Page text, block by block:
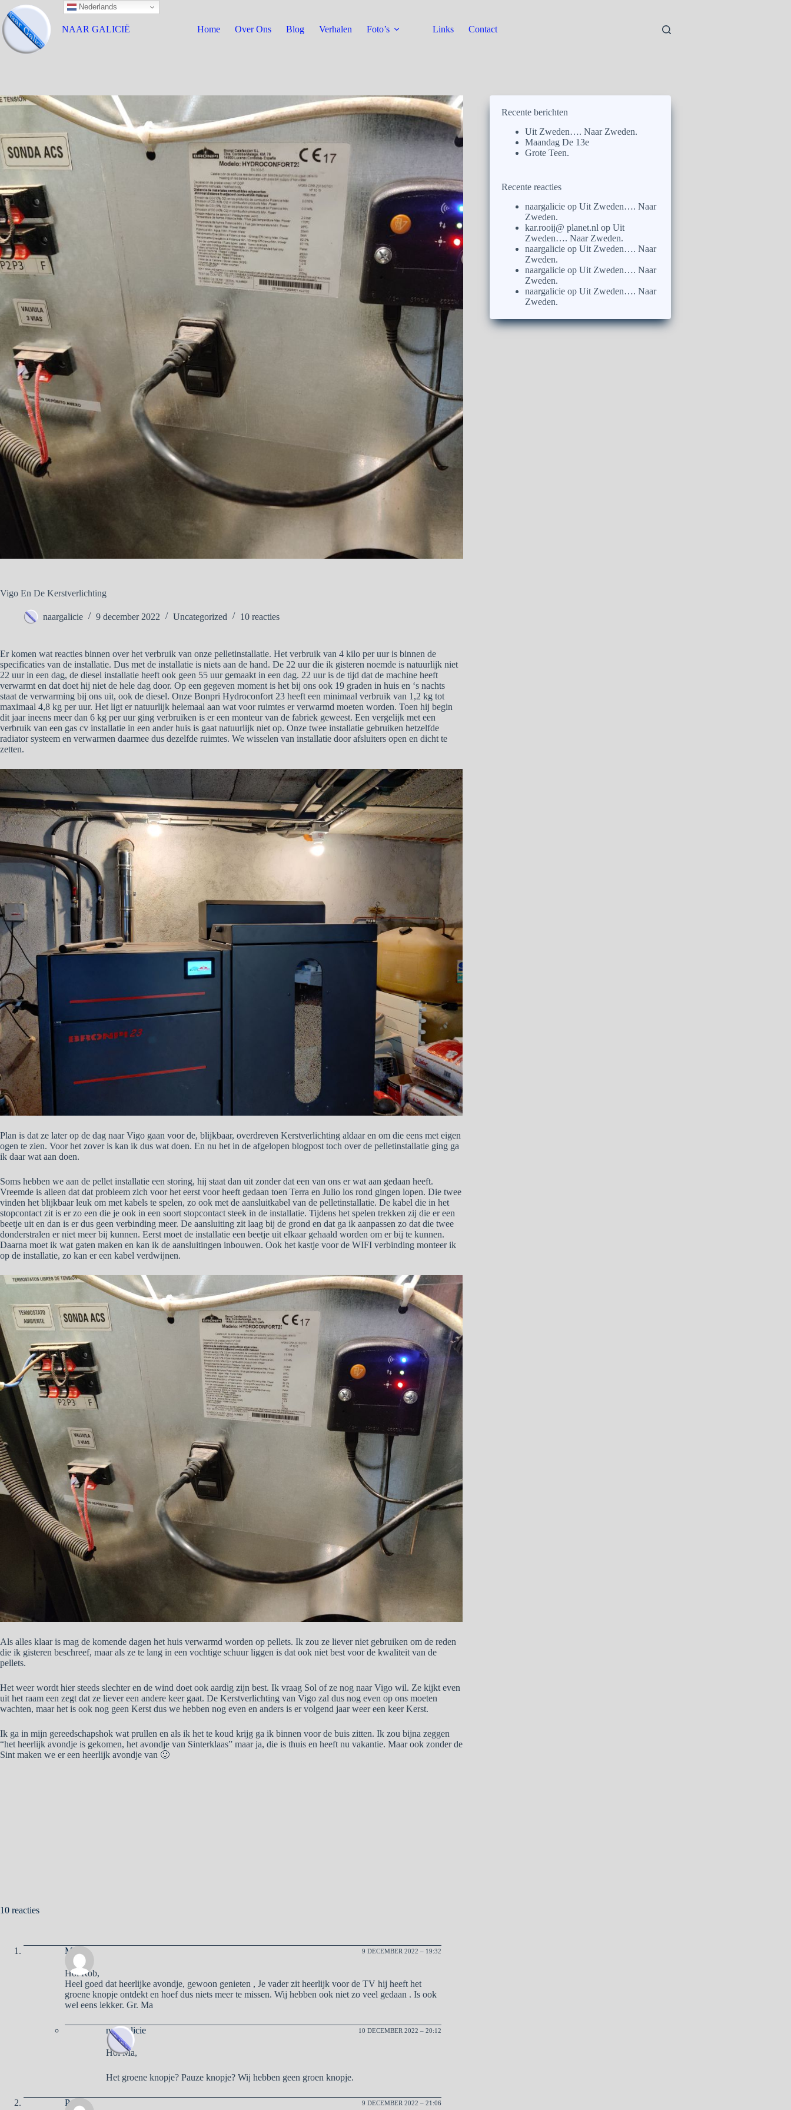
NAAR GALICIË Home Over Ons Blog Verhalen Foto’s Links Contact
Vigo En De Kerstverlichting
naargalicie 9 december 2022 Uncategorized 10 reacties
Er komen wat reacties binnen over het verbruik van onze pelletinstallatie. Het verbruik van 4 kilo per uur is binnen de
specificaties van de installatie. Dus met de installatie is niets aan de hand. De 22 uur die ik gisteren noemde is natuurlijk niet
22 uur in een dag, de diesel installatie heeft ook geen 55 uur gemaakt in een dag. 22 uur is de tijd dat de machine heeft
verwarmt en dat doet hij niet de hele dag door. Op een gegeven moment is het bij ons ook 19 graden in huis en ‘s nachts
staat de verwarming bij ons uit, ook de diesel. Onze Bonpri Hydroconfort 23 heeft een minimaal verbruik van 1,2 kg tot
maximaal 4,8 kg per uur. Het ligt er natuurlijk helemaal aan wat voor ruimtes er verwarmd moeten worden. Toen hij begin
dit jaar ineens meer dan 6 kg per uur ging verbruiken is er een monteur van de fabriek geweest. Een vergelijk met een
verbruik van een gas cv installatie in een ander huis is gaat natuurlijk niet op. Onze twee installatie gebruiken hetzelfde
radiator systeem en verwarmen daarmee dus dezelfde ruimtes. We wisselen van installatie door afsluiters open en dicht te
zetten.
Plan is dat ze later op de dag naar Vigo gaan voor de, blijkbaar, overdreven Kerstverlichting aldaar en om die eens met eigen
ogen te zien. Voor het zover is kan ik dus wat doen. En nu het in de afgelopen blogpost toch over de pelletinstallatie ging ga
ik daar wat aan doen.
Soms hebben we aan de pellet installatie een storing, hij staat dan uit zonder dat een van ons er wat aan gedaan heeft.
Vreemde is alleen dat dat probleem zich voor het eerst voor heeft gedaan toen Terra en Julio los rond gingen lopen. Die twee
vinden het blijkbaar leuk om met kabels te spelen, zo ook met de aansluitkabel van de pelletinstallatie. De kabel die in het
stopcontact zit is er zo een die je ook in een soort stopcontact steek in de installatie. Tijdens het spelen trekken zij die er een
beetje uit en dan is er dus geen verbinding meer. De aansluiting zit laag bij de grond en dat ga ik aanpassen zo dat die twee
donderstralen er niet meer bij kunnen. Eerst moet de installatie een beetje uit elkaar gehaald worden om er bij te kunnen.
Daarna moet ik wat gaten maken en kan ik de aansluitingen inbouwen. Ook het kastje voor de WIFI verbinding monteer ik
op de installatie, zo kan er een kabel verdwijnen.
Als alles klaar is mag de komende dagen het huis verwarmd worden op pellets. Ik zou ze liever niet gebruiken om de reden
die ik gisteren beschreef, maar als ze te lang in een vochtige schuur liggen is dat ook niet best voor de kwaliteit van de
pellets.
Het weer wordt hier steeds slechter en de wind doet ook aardig zijn best. Ik vraag Sol of ze nog naar Vigo wil. Ze kijkt even
uit het raam een zegt dat ze liever een andere keer gaat. De Kerstverlichting van Vigo zal dus nog even op ons moeten
wachten, maar het is ook nog geen Kerst dus we hebben nog even en anders is er volgend jaar weer een keer Kerst.
Ik ga in mijn gereedschapshok wat prullen en als ik het te koud krijg ga ik binnen voor de buis zitten. Ik zou bijna zeggen
“het heerlijk avondje is gekomen, het avondje van Sinterklaas” maar ja, die is thuis en heeft nu vakantie. Maar ook zonder de
Sint maken we er een heerlijk avondje van 🙂
Recente berichten
Uit Zweden…. Naar Zweden.
Maandag De 13e
Grote Teen.
Recente reacties
naargalicie opUit Zweden…. Naar
Zweden.
kar.rooij@ planet.nl opUit
Zweden…. Naar Zweden.
naargalicie opUit Zweden…. Naar
Zweden.
naargalicie opUit Zweden…. Naar
Zweden.
naargalicie opUit Zweden…. Naar
Zweden.
10 reacties
Ma 9 DECEMBER 2022 – 19:32
Hoi Rob,
Heel goed dat heerlijke avondje, gewoon genieten , Je vader zit heerlijk voor de TV hij heeft het
groene knopje ontdekt en hoef dus niets meer te missen. Wij hebben ook niet zo veel gedaan . Is ook
wel eens lekker. Gr. Ma
naargalicie 10 DECEMBER 2022 – 20:12
Hoi Ma,
Het groene knopje? Pauze knopje? Wij hebben geen groen knopje.
Pa 9 DECEMBER 2022 – 21:06
Nederlands